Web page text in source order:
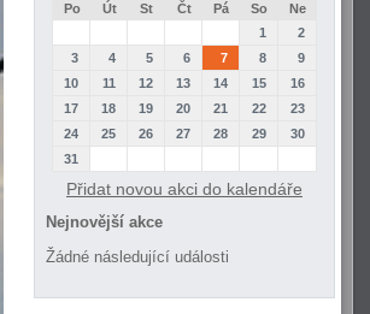
Po Út St Čt Pá So
Ne
1
2
3
4 5 6 7 8
9
10
11 12 13 14 15
16
17
18 19 20 21 22
23
24
25 26 27 28 29
30
31
Přidat novou akci do kalendáře
Nejnovější akce
Žádné následující události